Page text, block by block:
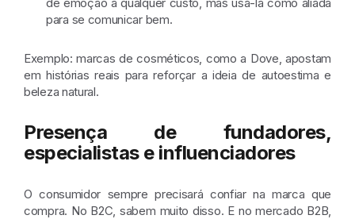
para se comunicar bem.
Exemplo: marcas de cosméticos, como a Dove, apostam
em histórias reais para reforçar a ideia de autoestima e
beleza natural.
Presença de fundadores,
especialistas e influenciadores
O consumidor sempre precisará confiar na marca que
compra. No B2C, sabem muito disso. E no mercado B2B,